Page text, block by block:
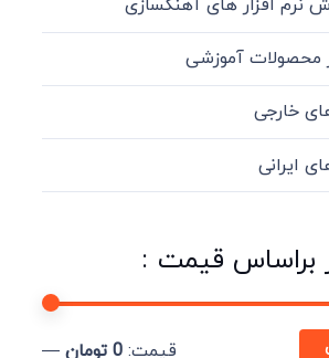
نرم افزار های آهنگسازی
محصولات آموزشی
خارجی
ایرانی
براساس قیمت :
قيمت: 0 تومان
—